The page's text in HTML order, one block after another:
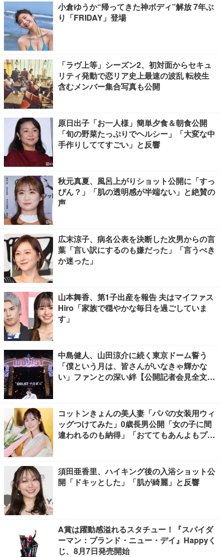
小倉ゆうか“帰ってきた神ボディ”解放 7年ぶ
り「FRIDAY」登場
「ラヴ上等」シーズン2、初対面からセキュ
リティ発動で恋リア史上最速の波乱 転校生
含むメンバー集合写真も公開
原日出子「お一人様」簡単夕食＆朝食公開
「旬の野菜たっぷりでヘルシー」「大変な中
手作りしててすごい」と反響
秋元真夏、風呂上がりショット公開に「すっ
ぴん？」「肌の透明感が半端ない」と絶賛の
声
広末涼子、病名公表を決断した次男からの言
葉「言い訳にするのも嫌だった」「言うべき
か迷った」
山本舞香、第1子出産を報告 夫はマイファス
Hiro「家族で穏やかな毎日を過ごしていま
す」
中島健人、山田涼介に続く東京ドーム誓う
「僕という月は、皆さんがいなきゃ輝かな
い」ファンとの深い絆【公開記者会見全文
コットンきょんの美人妻「パパの女装用ウィ
ッグつけてみた」0歳長男公開「女の子に間
違われるのも納得」「おててもあんよもプリ
須田亜香里、ハイキング後の入浴ショット公
開「ドキッとした」「肌が綺麗」と反響
A賞は躍動感溢れるスタチュー！『スパイダ
ーマン：ブランド・ニュー・デイ』Happyく
じ、8月7日発売開始